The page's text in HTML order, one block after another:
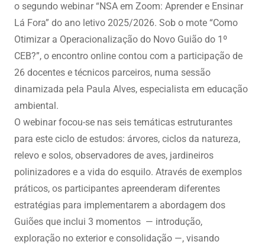
o segundo webinar “NSA em Zoom: Aprender e Ensinar
Lá Fora” do ano letivo 2025/2026. Sob o mote “Como
Otimizar a Operacionalização do Novo Guião do 1º
CEB?”, o encontro online contou com a participação de
26 docentes e técnicos parceiros, numa sessão
dinamizada pela Paula Alves, especialista em educação
ambiental.
O webinar focou-se nas seis temáticas estruturantes
para este ciclo de estudos: árvores, ciclos da natureza,
relevo e solos, observadores de aves, jardineiros
polinizadores e a vida do esquilo. Através de exemplos
práticos, os participantes apreenderam diferentes
estratégias para implementarem a abordagem dos
Guiões que inclui 3 momentos — introdução,
exploração no exterior e consolidação —, visando